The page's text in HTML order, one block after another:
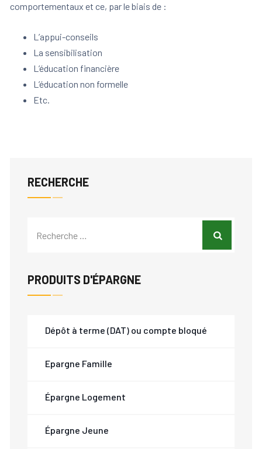
comportementaux et ce, par le biais de :
L’appui-conseils
La sensibilisation
L’éducation financière
L’éducation non formelle
Etc.
RECHERCHE
PRODUITS D'ÉPARGNE
Dépôt à terme (DAT) ou compte bloqué
Epargne Famille
Épargne Logement
Épargne Jeune